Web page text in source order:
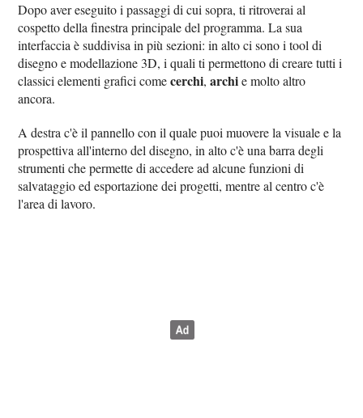
Dopo aver eseguito i passaggi di cui sopra, ti ritroverai al
cospetto della finestra principale del programma. La sua
interfaccia è suddivisa in più sezioni: in alto ci sono i tool di
disegno e modellazione 3D, i quali ti permettono di creare tutti i
classici elementi grafici comecerchi,archie molto altro
ancora.
A destra c'è il pannello con il quale puoi muovere la visuale e la
prospettiva all'interno del disegno, in alto c'è una barra degli
strumenti che permette di accedere ad alcune funzioni di
salvataggio ed esportazione dei progetti, mentre al centro c'è
l'area di lavoro.